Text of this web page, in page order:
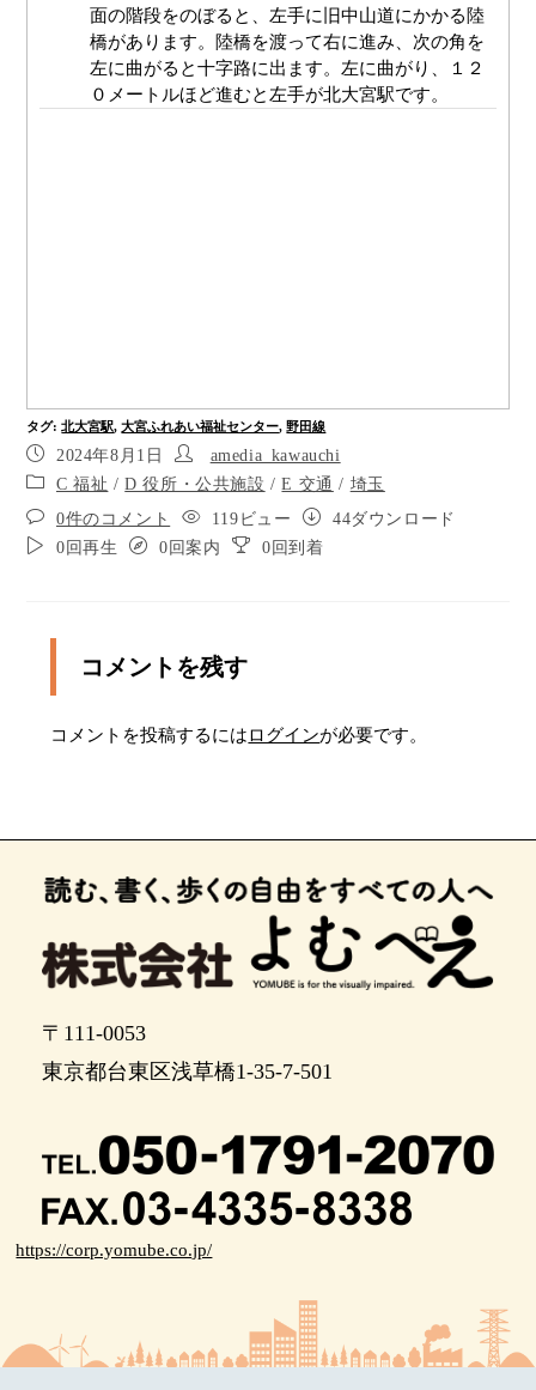
面の階段をのぼると、左手に旧中山道にかかる陸
橋があります。陸橋を渡って右に進み、次の角を
左に曲がると十字路に出ます。左に曲がり、１２
０メートルほど進むと左手が北大宮駅です。
十字路です。このまま１２０メートルほどまっす
ぐ進みます
ポイント7
ポイント10
ます
りの階段があります。歩行者用のトンネルに入り
ポイント13
この先、正面の階段をのぼります
陸橋を渡ったら右に曲がり、１５メートルほどま
っすぐ進みます
ます
十字路です。左に曲がり、道なりに120メートルほ
ど進むと北大宮駅です。
ポイント19
あと30メートルほど進むと左手が北大宮駅です
タグ:北大宮駅, 大宮ふれあい福祉センター, 野田線
2024年8月1日
amedia_kawauchi
C 福祉 /D 役所・公共施設 /E 交通 / 埼玉
0件のコメント
119ビュー
44ダウンロード
0回再生
0回案内 0回到着
コメントを残す
コメントを投稿するにはログインが必要です。
〒111-0053
東京都台東区浅草橋1-35-7-501
https://corp.yomube.co.jp/